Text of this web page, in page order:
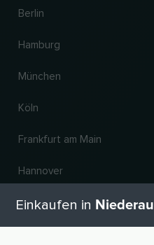
Berlin
Hamburg
München
Köln
Frankfurt am Main
Hannover
Einkaufen in Niederau